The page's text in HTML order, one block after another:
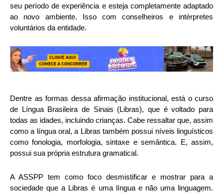
seu período de experiência e esteja completamente adaptado
ao novo ambiente. Isso com conselheiros e intérpretes
voluntários da entidade.
Dentre as formas dessa afirmação institucional, está o curso
de Língua Brasileira de Sinais (Libras), que é voltado para
todas as idades, incluindo crianças. Cabe ressaltar que, assim
como a língua oral, a Libras também possui níveis linguísticos
como fonologia, morfologia, sintaxe e semântica. E, assim,
possui sua própria estrutura gramatical.
A ASSPP tem como foco desmistificar e mostrar para a
sociedade que a Libras é uma língua e não uma linguagem.